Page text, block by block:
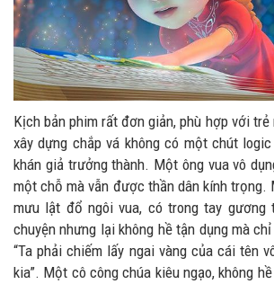
Kịch bản phim rất đơn giản, phù hợp với
xây dựng chắp vá không có một chút
khán giả trưởng thành. Một ông vua vô
một chỗ mà vẫn được thần dân kính trọng.
mưu lật đổ ngôi vua, có trong tay gương
chuyện nhưng lại không hề tận dụng mà
“Ta phải chiếm lấy ngai vàng của cái tên
kia”. Một cô công chúa kiêu ngạo, không